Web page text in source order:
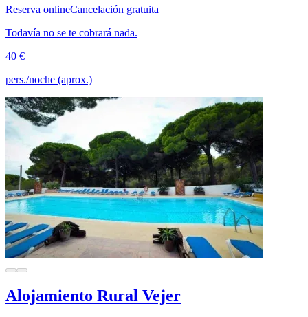
Reserva onlineCancelación gratuita
Todavía no se te cobrará nada.
40 €
pers./noche (aprox.)
Alojamiento Rural Vejer